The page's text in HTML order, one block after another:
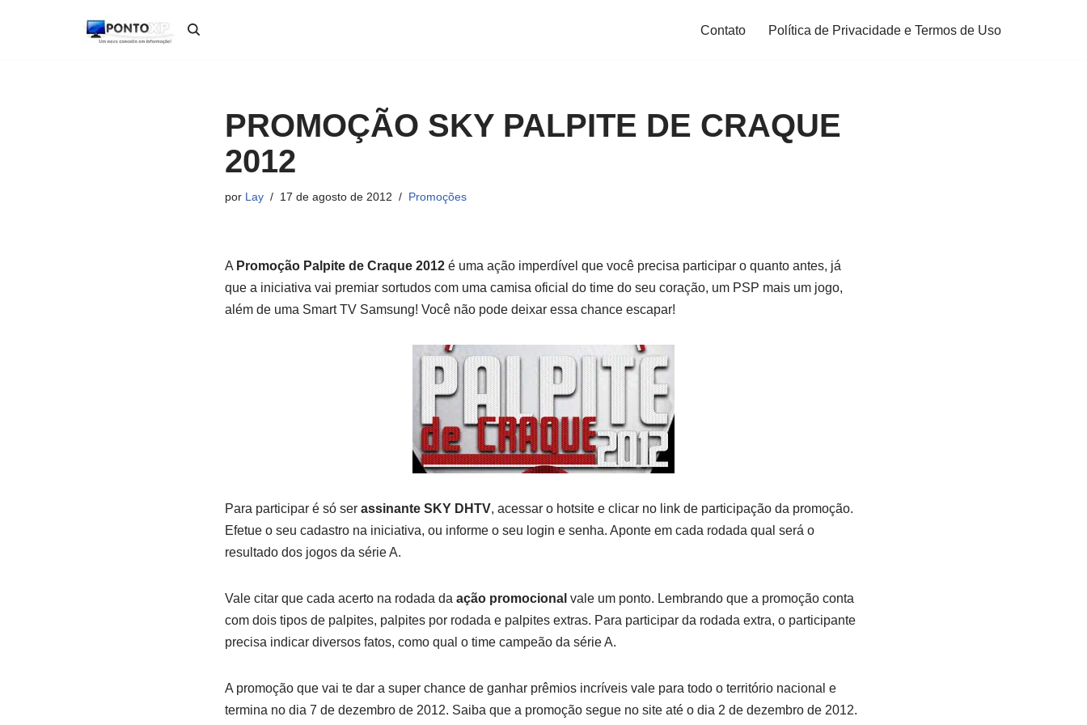
Contato Política de Privacidade e Termos de Uso
PROMOÇÃO SKY PALPITE DE CRAQUE
2012
por Lay 17 de agosto de 2012 Promoções
A Promoção Palpite de Craque 2012é uma ação imperdível que você precisa participar o quanto antes, já
que a iniciativa vai premiar sortudos com uma camisa oficial do time do seu coração, um PSP mais um jogo,
além de uma Smart TV Samsung! Você não pode deixar essa chance escapar!
Para participar é só ser assinante SKY DHTV, acessar o hotsite e clicar no link de participação da promoção.
Efetue o seu cadastro na iniciativa, ou informe o seu login e senha. Aponte em cada rodada qual será o
resultado dos jogos da série A.
Vale citar que cada acerto na rodada da ação promocional vale um ponto. Lembrando que a promoção conta
com dois tipos de palpites, palpites por rodada e palpites extras. Para participar da rodada extra, o participante
precisa indicar diversos fatos, como qual o time campeão da série A.
A promoção que vai te dar a super chance de ganhar prêmios incríveis vale para todo o território nacional e
termina no dia 7 de dezembro de 2012. Saiba que a promoção segue no site até o dia 2 de dezembro de 2012.